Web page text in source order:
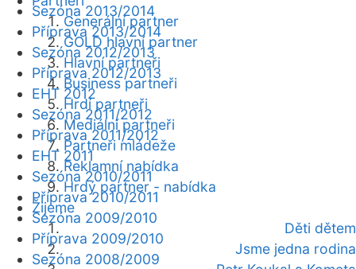
Generální partner
GOLD hlavní partner
Hlavní partneři
Business partneři
Hrdí partneři
Mediální partneři
Partneři mládeže
Reklamní nabídka
Hrdý partner - nabídka
Žijeme
Děti dětem
Jsme jedna rodina
Sezóna 2013/2014
Příprava 2013/2014
Sezóna 2012/2013
Příprava 2012/2013
EHT 2012
Sezóna 2011/2012
Příprava 2011/2012
EHT 2011
Sezóna 2010/2011
Příprava 2010/2011
Sezóna 2009/2010
Příprava 2009/2010
Sezóna 2008/2009